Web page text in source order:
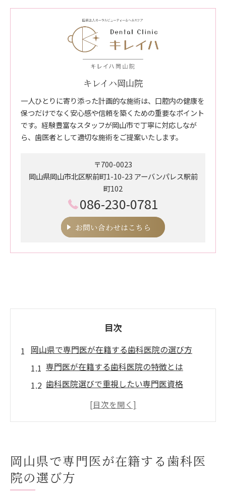
キレイハ岡山院
一人ひとりに寄り添った計画的な施術は、口腔内の健康を
保つだけでなく安心感や信頼を築くための重要なポイント
です。経験豊富なスタッフが岡山市で丁寧に対応しなが
ら、歯医者として適切な施術をご提案いたします。
〒700-0023
岡山県岡山市北区駅前町1-10-23 アーバンパレス駅前
町102
086-230-0781
お問い合わせはこちら
目次
岡山県で専門医が在籍する歯科医院の選び方
専門医が在籍する歯科医院の特徴とは
歯科医院選びで重視したい専門医資格
岡山県内の歯科医院情報を比較する方法
信頼できる歯科医院の見分け方ガイド
歯科医院選びで確認すべき評判や口コミ
岡山県で専門医が在籍する歯科医
院の選び方